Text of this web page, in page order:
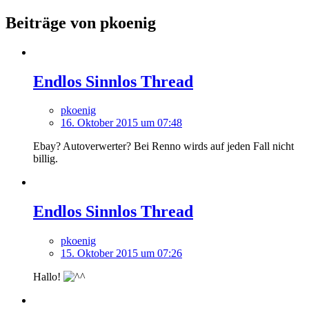
Beiträge von pkoenig
Endlos Sinnlos Thread
pkoenig
16. Oktober 2015 um 07:48
Ebay? Autoverwerter? Bei Renno wirds auf jeden Fall nicht
billig.
Endlos Sinnlos Thread
pkoenig
15. Oktober 2015 um 07:26
Hallo!